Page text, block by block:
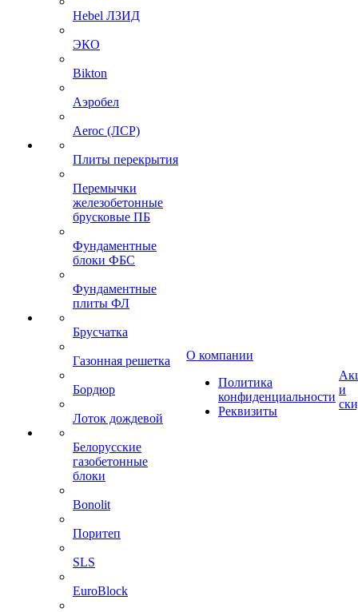
Hebel ЛЗИД
ЭКО
Bikton
Аэробел
Aeroc (ЛСР)
Плиты перекрытия
Перемычки
железобетонные
брусковые ПБ
Фундаментные
блоки ФБС
Фундаментные
плиты ФЛ
Брусчатка
Газонная решетка
Бордюр
Лоток дождевой
Белорусские
газобетонные
блоки
Bonolit
Поритеп
SLS
EuroBlock
О компании
Политика
конфиденциальности
Реквизиты
и